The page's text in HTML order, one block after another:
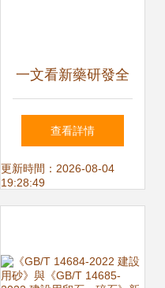
一文看新藥研發全
流程，數十年數十
億的高風險大工程
盤點
查看詳情
更新時間：2026-08-04
19:28:49